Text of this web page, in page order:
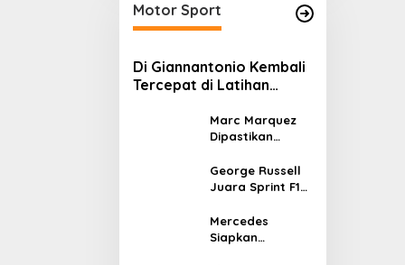
Sekolah Negeri?
Motor Sport
Di Giannantonio Kembali
Tercepat di Latihan
Marc Marquez
Dipastikan
MotoGP Italia
Usai Kantongi
George Russell
Juara Sprint F1
Norris dan
Antonelli
Mercedes
Siapkan